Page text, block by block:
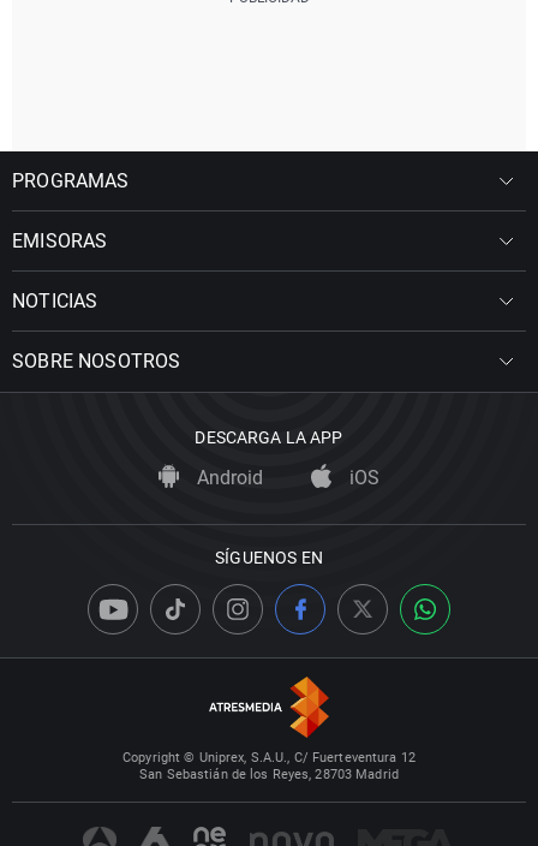
PROGRAMAS
EMISORAS
NOTICIAS
SOBRE NOSOTROS
DESCARGA LA APP
Android iOS
SÍGUENOS EN
Copyright © Uniprex, S.A.U., C/ Fuerteventura 12
San Sebastián de los Reyes, 28703 Madrid